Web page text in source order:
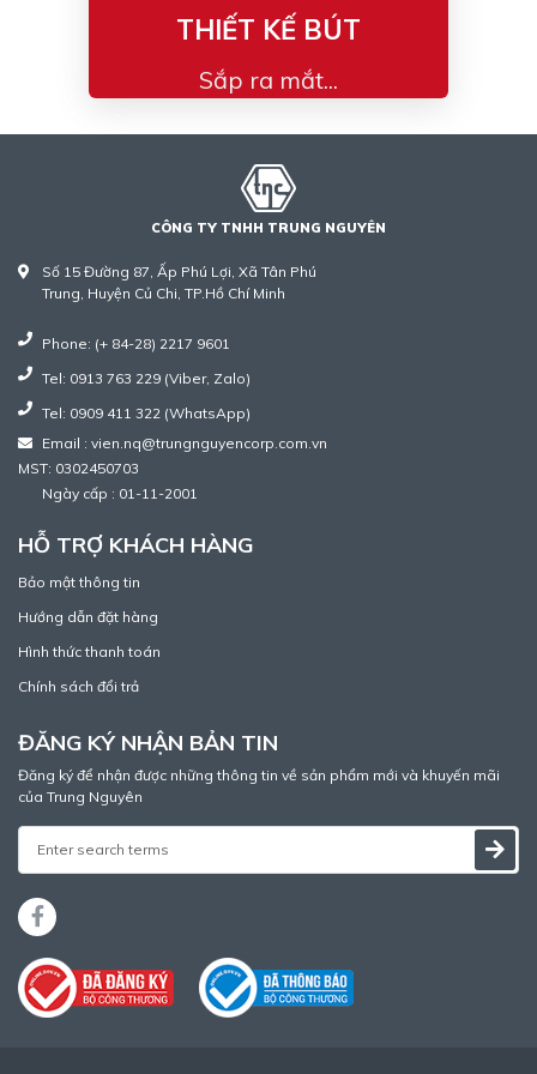
THIẾT KẾ BÚT
Sắp ra mắt...
CÔNG TY TNHH TRUNG NGUYÊN
Số 15 Đường 87, Ấp Phú Lợi, Xã Tân Phú
Trung, Huyện Củ Chi, TP.Hồ Chí Minh
Phone: (+ 84-28) 2217 9601
Tel: 0913 763 229 (Viber, Zalo)
Tel: 0909 411 322 (WhatsApp)
Email : vien.nq@trungnguyencorp.com.vn
MST: 0302450703
Ngày cấp : 01-11-2001
HỖ TRỢ KHÁCH HÀNG
Bảo mật thông tin
Hướng dẫn đặt hàng
Hình thức thanh toán
Chính sách đổi trả
ĐĂNG KÝ NHẬN BẢN TIN
Đăng ký để nhận được những thông tin về sản phẩm mới và khuyến mãi
của Trung Nguyên